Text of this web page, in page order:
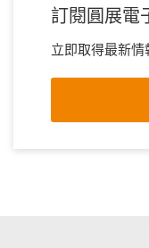
訂閱圓展電
立即取得最新情